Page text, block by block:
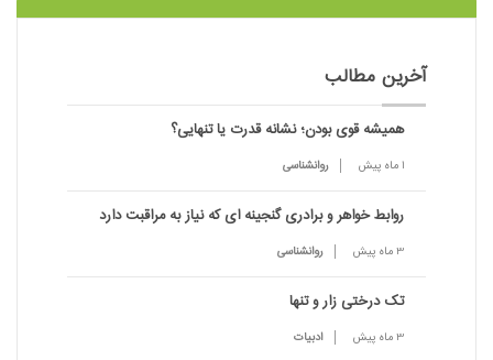
آخرین مطالب
همیشه قوی بودن؛ نشانه قدرت یا تنهایی؟
1 ماه پیش روانشناسی
روابط خواهر و برادری گنجینه ای که نیاز به مراقبت دارد
3 ماه پیش روانشناسی
تک درختی زار و تنها
3 ماه پیش ادبیات